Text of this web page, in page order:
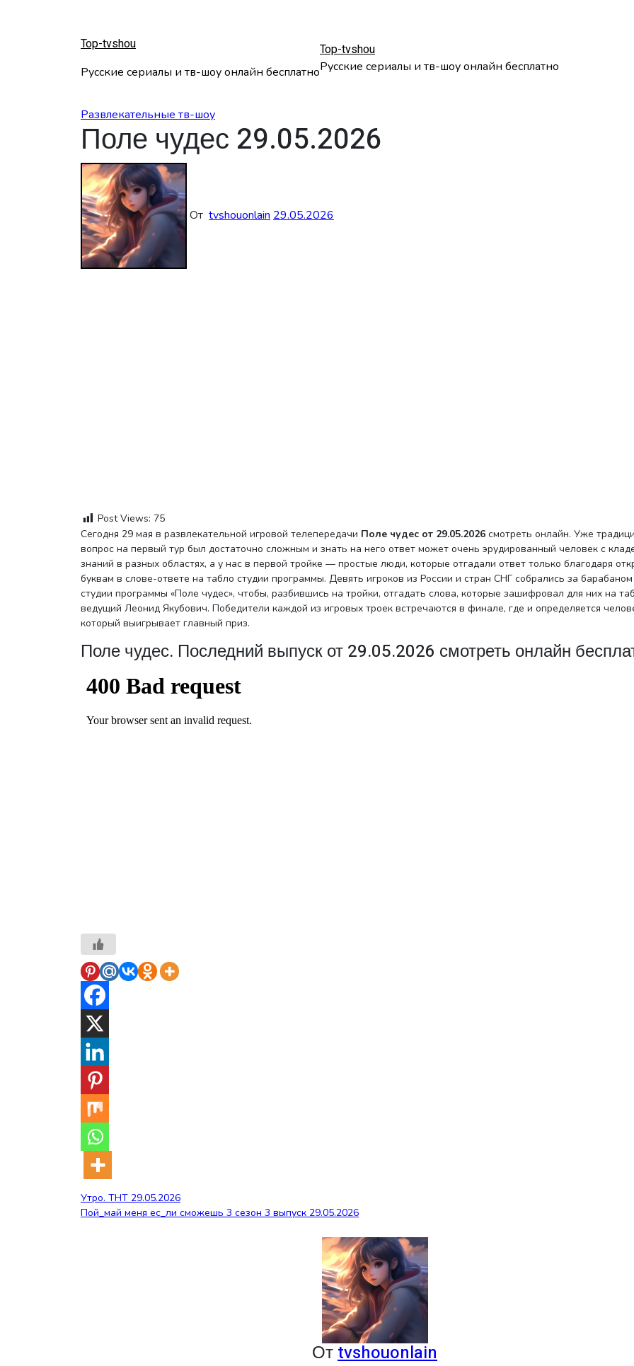
Top-tvshou
Русские сериалы и тв-шоу онлайн бесплатно
Top-tvshou
Русские сериалы и тв-шоу онлайн бесплатно
Развлекательные тв-шоу
Поле чудес 29.05.2026
От tvshouonlain 29.05.2026
Post Views: 75
Сегодня 29 мая в развлекательной игровой телепередачи Поле чудес от 29.05.2026 смотреть онлайн. Уже
вопрос на первый тур был достаточно сложным и знать на него ответ может очень эрудированный человек с
знаний в разных областях, а у нас в первой тройке — простые люди, которые отгадали ответ только благодаря
буквам в слове-ответе на табло студии программы. Девять игроков из России и стран СНГ собрались за
студии программы «Поле чудес», чтобы, разбившись на тройки, отгадать слова, которые зашифровал для них на
ведущий Леонид Якубович. Победители каждой из игровых троек встречаются в финале, где и определяется
который выигрывает главный приз.
Поле чудес. Последний выпуск от 29.05.2026 смотреть онлайн
Навигация
Утро. ТНТ 29.05.2026
Пой_май меня ес_ли сможешь 3 сезон 3 выпуск 29.05.2026
От tvshouonlain